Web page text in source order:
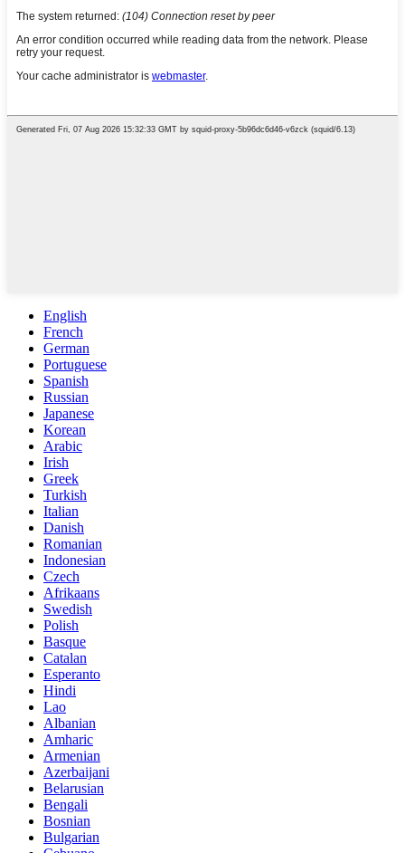
English
French
German
Portuguese
Spanish
Russian
Japanese
Korean
Arabic
Irish
Greek
Turkish
Italian
Danish
Romanian
Indonesian
Czech
Afrikaans
Swedish
Polish
Basque
Catalan
Esperanto
Hindi
Lao
Albanian
Amharic
Armenian
Azerbaijani
Belarusian
Bengali
Bosnian
Bulgarian